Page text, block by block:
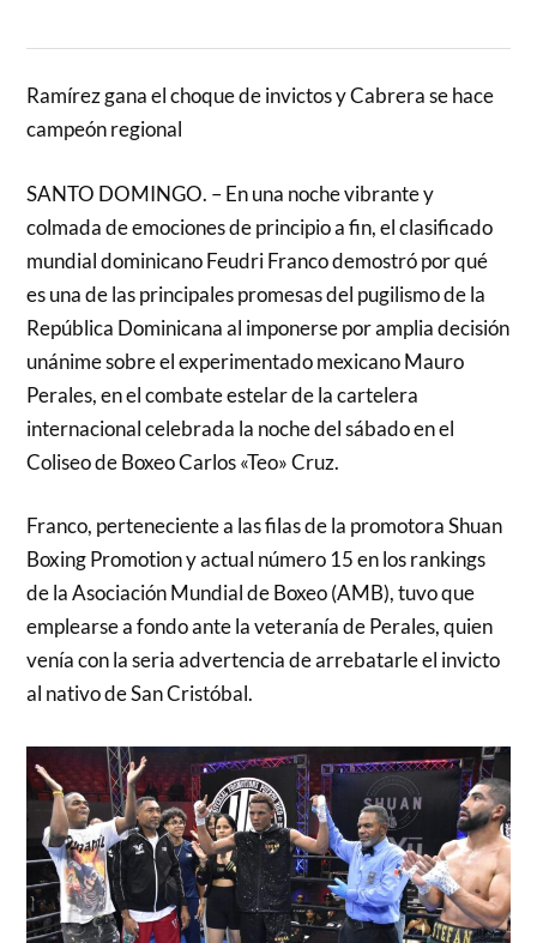
Ramírez gana el choque de invictos y Cabrera se hace
campeón regional
SANTO DOMINGO. – En una noche vibrante y
colmada de emociones de principio a fin, el clasificado
mundial dominicano Feudri Franco demostró por qué
es una de las principales promesas del pugilismo de la
República Dominicana al imponerse por amplia decisión
unánime sobre el experimentado mexicano Mauro
Perales, en el combate estelar de la cartelera
internacional celebrada la noche del sábado en el
Coliseo de Boxeo Carlos «Teo» Cruz.
Franco, perteneciente a las filas de la promotora Shuan
Boxing Promotion y actual número 15 en los rankings
de la Asociación Mundial de Boxeo (AMB), tuvo que
emplearse a fondo ante la veteranía de Perales, quien
venía con la seria advertencia de arrebatarle el invicto
al nativo de San Cristóbal.